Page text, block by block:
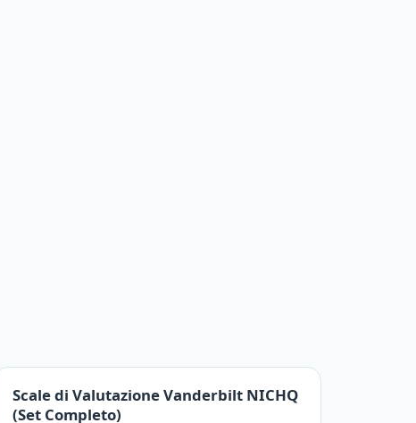
Scale di Valutazione Vanderbilt NICHQ
(Set Completo)